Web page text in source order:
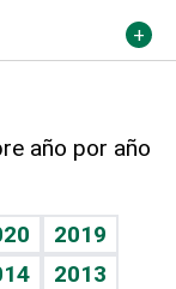
año por año
2019
2013